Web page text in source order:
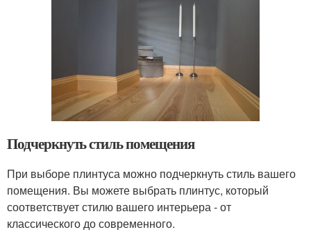
Подчеркнуть стиль помещения
При выборе плинтуса можно подчеркнуть стиль вашего
помещения. Вы можете выбрать плинтус, который
соответствует стилю вашего интерьера - от
классического до современного.